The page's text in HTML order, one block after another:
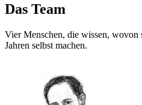
Das Team
Vier Menschen, die wissen, wovon
Jahren selbst machen.